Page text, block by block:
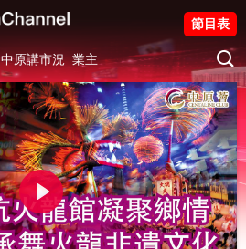
中原講市況 業主
節目表
Play